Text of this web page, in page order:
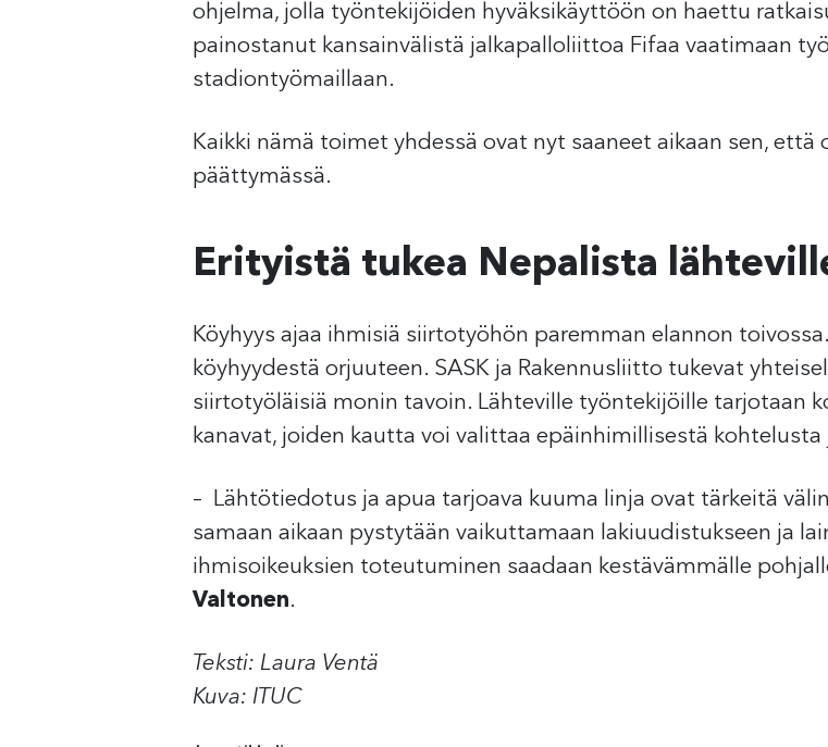
ohjelma, jolla työntekijöiden hyväksikäyttöön on haettu
painostanut kansainvälistä jalkapalloliittoa Fifaa vaatimaan
stadiontyömaillaan.
Kaikki nämä toimet yhdessä ovat nyt saaneet aikaan sen,
päättymässä.
Erityistä tukea Nepalista
Köyhyys ajaa ihmisiä siirtotyöhön paremman elannon
köyhyydestä orjuuteen. SASK ja Rakennusliitto tukevat
siirtotyöläisiä monin tavoin. Lähteville työntekijöille tarjotaan
kanavat, joiden kautta voi valittaa epäinhimillisestä kohtelusta
– Lähtötiedotus ja apua tarjoava kuuma linja ovat tärkeitä
samaan aikaan pystytään vaikuttamaan lakiuudistukseen ja
ihmisoikeuksien toteutuminen saadaan kestävämmälle
Valtonen.
Teksti: Laura Ventä
Kuva: ITUC